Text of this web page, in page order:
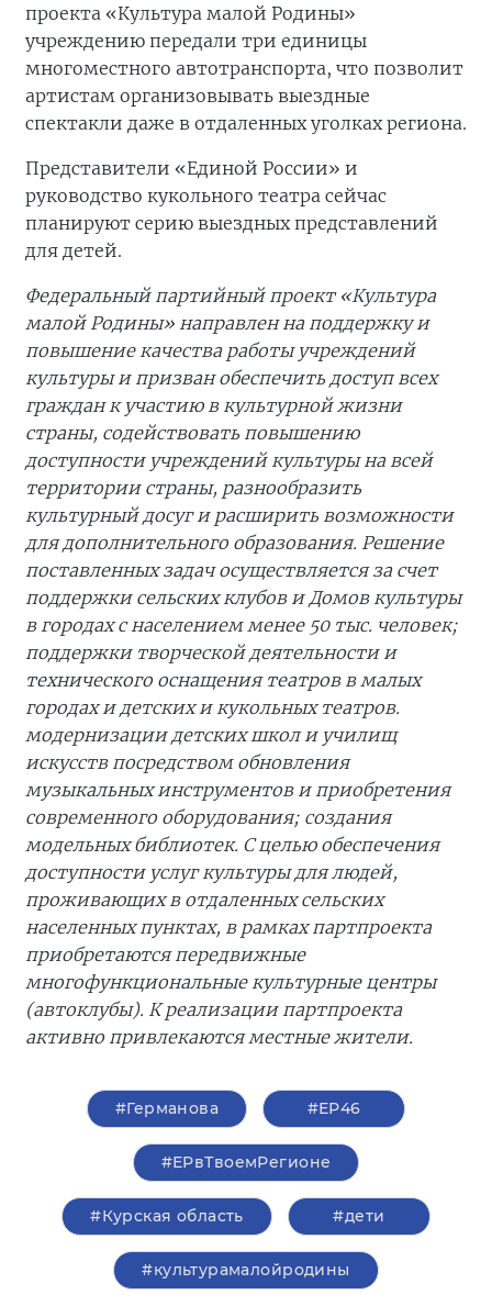
проекта «Культура малой Родины»
учреждению передали три единицы
многоместного автотранспорта, что позволит
артистам организовывать выездные
спектакли даже в отдаленных уголках региона.
Представители «Единой России» и
руководство кукольного театра сейчас
планируют серию выездных представлений
для детей.
Федеральный партийный проект «Культура
малой Родины» направлен на поддержку и
повышение качества работы учреждений
культуры и призван обеспечить доступ всех
граждан к участию в культурной жизни
страны, содействовать повышению
доступности учреждений культуры на всей
территории страны, разнообразить
культурный досуг и расширить возможности
для дополнительного образования. Решение
поставленных задач осуществляется за счет
поддержки сельских клубов и Домов культуры
в городах с населением менее 50 тыс. человек;
поддержки творческой деятельности и
технического оснащения театров в малых
городах и детских и кукольных театров.
модернизации детских школ и училищ
искусств посредством обновления
музыкальных инструментов и приобретения
современного оборудования; создания
модельных библиотек. С целью обеспечения
доступности услуг культуры для людей,
проживающих в отдаленных сельских
населенных пунктах, в рамках партпроекта
приобретаются передвижные
многофункциональные культурные центры
(автоклубы). К реализации партпроекта
активно привлекаются местные жители.
#Германова #ЕР46
#ЕРвТвоемРегионе
#Курская область #дети
#культурамалойродины